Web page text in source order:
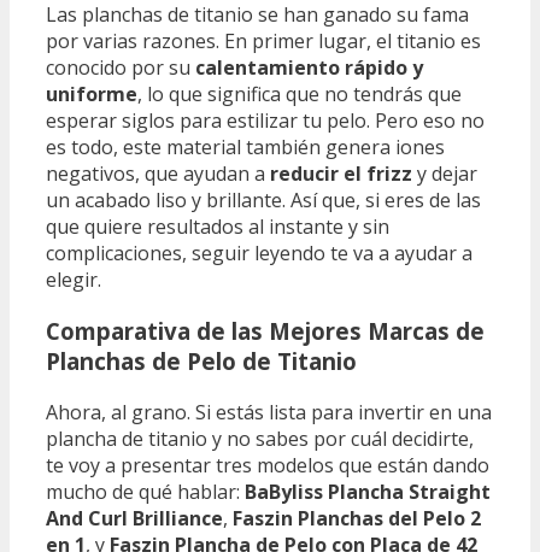
Las planchas de titanio se han ganado su fama
por varias razones. En primer lugar, el titanio es
conocido por su calentamiento rápido y
uniforme, lo que significa que no tendrás que
esperar siglos para estilizar tu pelo. Pero eso no
es todo, este material también genera iones
negativos, que ayudan a reducir el frizz y dejar
un acabado liso y brillante. Así que, si eres de las
que quiere resultados al instante y sin
complicaciones, seguir leyendo te va a ayudar a
elegir.
Comparativa de las Mejores Marcas de
Planchas de Pelo de Titanio
Ahora, al grano. Si estás lista para invertir en una
plancha de titanio y no sabes por cuál decidirte,
te voy a presentar tres modelos que están dando
mucho de qué hablar: BaByliss Plancha Straight
And Curl Brilliance, Faszin Planchas del Pelo 2
en 1, y Faszin Plancha de Pelo con Placa de 42